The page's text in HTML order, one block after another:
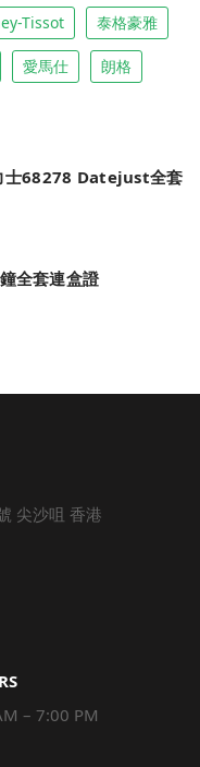
Tissot 泰格豪雅
愛馬仕 朗格
士68278 Datejust全套
全套連盒證
尖沙咀 香港
– 7:00 PM